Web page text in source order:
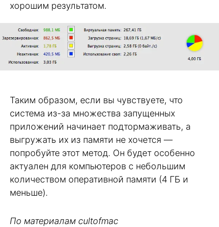
хорошим результатом.
Таким образом, если вы чувствуете, что
система из-за множества запущенных
приложений начинает подтормаживать, а
выгружать их из памяти не хочется —
попробуйте этот метод. Он будет особенно
актуален для компьютеров с небольшим
количеством оперативной памяти (4 ГБ и
меньше).
По материалам cultofmac